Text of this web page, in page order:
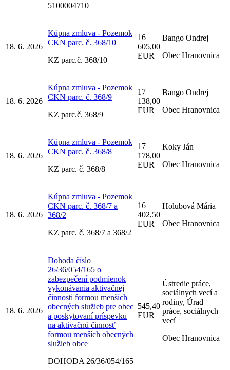
5100004710
18. 6. 2026
Kúpna zmluva - Pozemok
CKN parc. č. 368/10
KZ parc.č. 368/10
16
605,00
EUR
Bango Ondrej
Obec Hranovnica
18. 6. 2026
Kúpna zmluva - Pozemok
CKN parc. č. 368/9
KZ parc.č. 368/9
17
138,00
EUR
Bango Ondrej
Obec Hranovnica
18. 6. 2026
Kúpna zmluva - Pozemok
CKN parc. č. 368/8
KZ parc. č. 368/8
17
178,00
EUR
Koky Ján
Obec Hranovnica
18. 6. 2026
Kúpna zmluva - Pozemok
CKN parc. č. 368/7 a
368/2
KZ parc. č. 368/7 a 368/2
16
402,50
EUR
Holubová Mária
Obec Hranovnica
18. 6. 2026
Dohoda číslo
26/36/054/165 o
zabezpečení podmienok
vykonávania aktivačnej
činnosti formou menších
obecných služieb pre obec
a poskytovaní príspevku
na aktivačnú činnosť
formou menších obecných
služieb obce
DOHODA 26/36/054/165
545,40
EUR
Ústredie práce,
sociálnych vecí a
rodiny, Úrad
práce, sociálnych
vecí
Obec Hranovnica